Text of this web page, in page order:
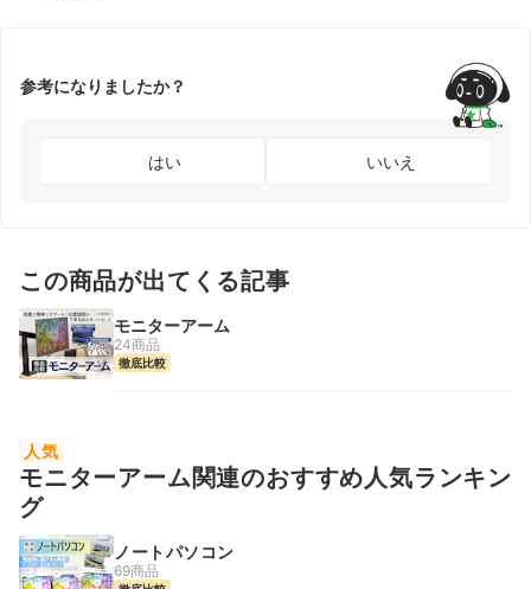
参考になりましたか？
はい いいえ
この商品が出てくる記事
モニターアーム
24商品
徹底比較
人気
モニターアーム関連のおすすめ人気ランキン
グ
ノートパソコン
69商品